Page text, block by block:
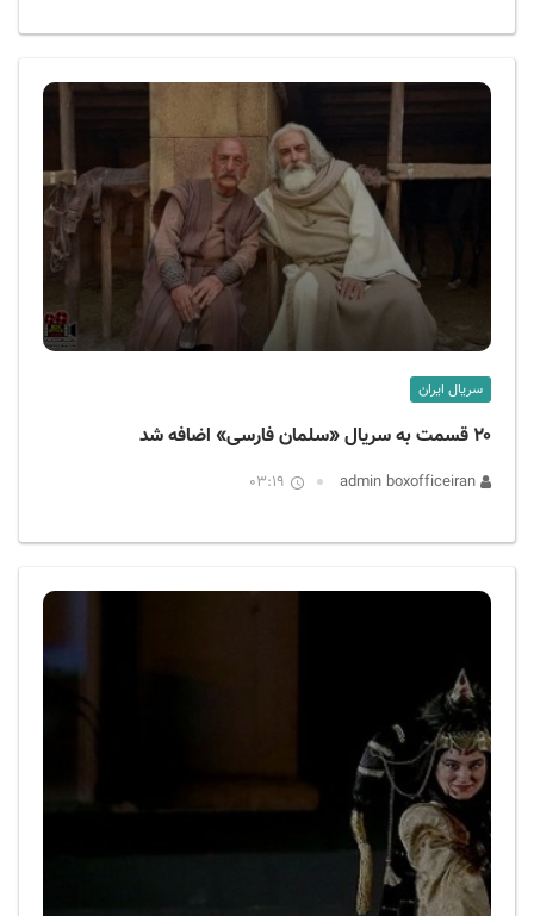
سریال ایران
۲۰ قسمت به سریال «سلمان فارسی» اضافه شد
03:19